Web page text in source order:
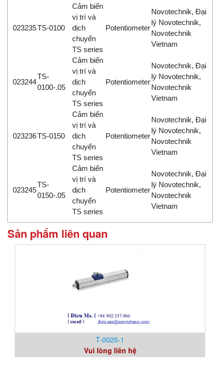
023235TS-0100
Cảm biến
vị trí và
dịch
chuyển
TS series
Potentiometer
Novotechnik, Đại
lý Novotechnik,
Novotechnik
Vietnam
023244
TS-
0100-.05
Cảm biến
vị trí và
dịch
chuyển
TS series
Potentiometer
Novotechnik, Đại
lý Novotechnik,
Novotechnik
Vietnam
023236TS-0150
Cảm biến
vị trí và
dịch
chuyển
TS series
Potentiometer
Novotechnik, Đại
lý Novotechnik,
Novotechnik
Vietnam
023245
TS-
0150-.05
Cảm biến
vị trí và
dịch
chuyển
TS series
Potentiometer
Novotechnik, Đại
lý Novotechnik,
Novotechnik
Vietnam
Sản phẩm liên quan
T-0025-1
Vui lòng liên hệ